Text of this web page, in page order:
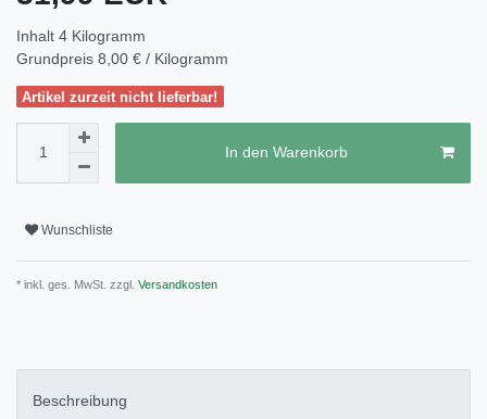
Inhalt 4 Kilogramm
Grundpreis 8,00 € / Kilogramm
Artikel zurzeit nicht lieferbar!
In den Warenkorb
Wunschliste
* inkl. ges. MwSt. zzgl. Versandkosten
Beschreibung